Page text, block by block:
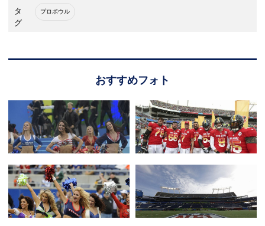
タ
グ
プロボウル
おすすめフォト